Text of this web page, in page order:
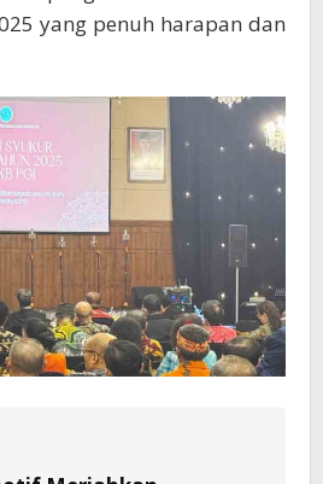
yang penuh harapan dan